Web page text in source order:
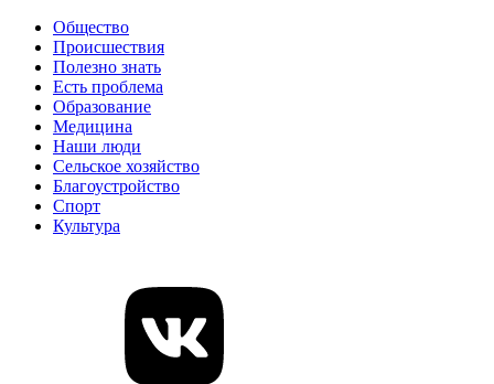
Общество
Происшествия
Полезно знать
Есть проблема
Образование
Медицина
Наши люди
Сельское хозяйство
Благоустройство
Спорт
Культура